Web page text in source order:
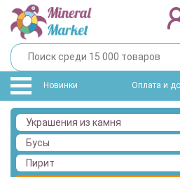
Новинки Оплата и